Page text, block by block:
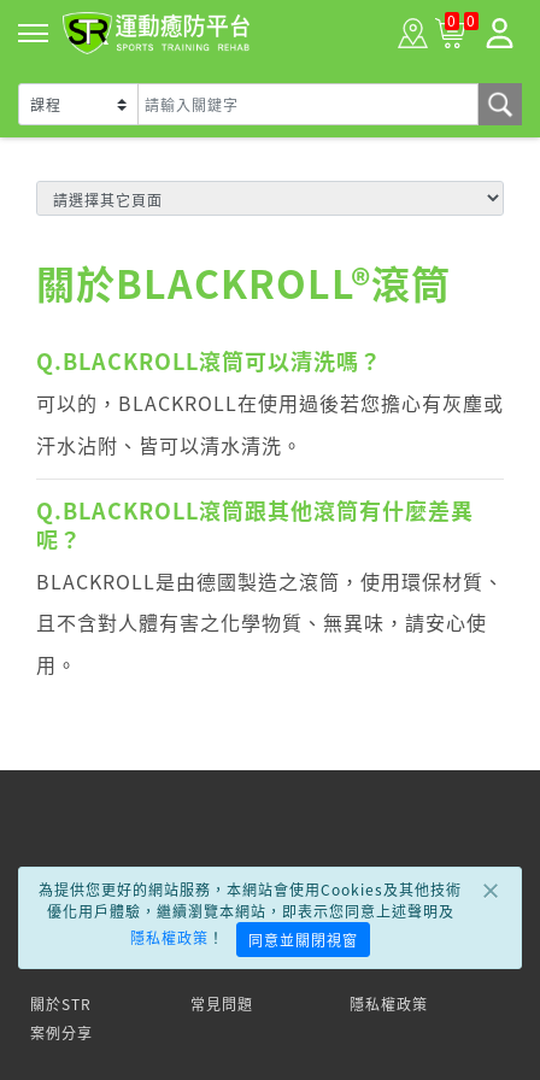
0 0
關於BLACKROLL®滾筒
Q.BLACKROLL滾筒可以清洗嗎？
可以的，BLACKROLL在使用過後若您擔心有灰塵或
汗水沾附、皆可以清水清洗。
Q.BLACKROLL滾筒跟其他滾筒有什麼差異
呢？
BLACKROLL是由德國製造之滾筒，使用環保材質、
且不含對人體有害之化學物質、無異味，請安心使
用。
×
為提供您更好的網站服務，本網站會使用Cookies及其他技術
優化用戶體驗，繼續瀏覽本網站，即表示您同意上述聲明及
隱私權政策 ！ 同意並關閉視窗
關於STR 常見問題
隱私權政策
案例分享